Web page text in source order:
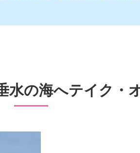
水の海へテイク・